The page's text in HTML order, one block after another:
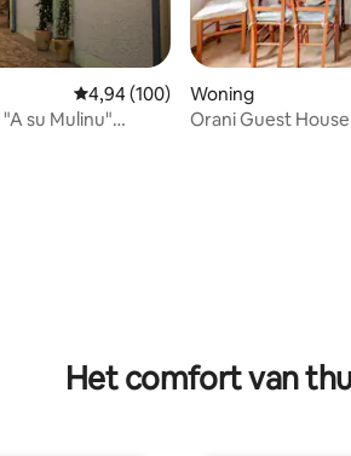
Gemiddelde beoordeling van
4,94 (100)
su Mulinu"
Woning
Orani Guest
Het comfort van